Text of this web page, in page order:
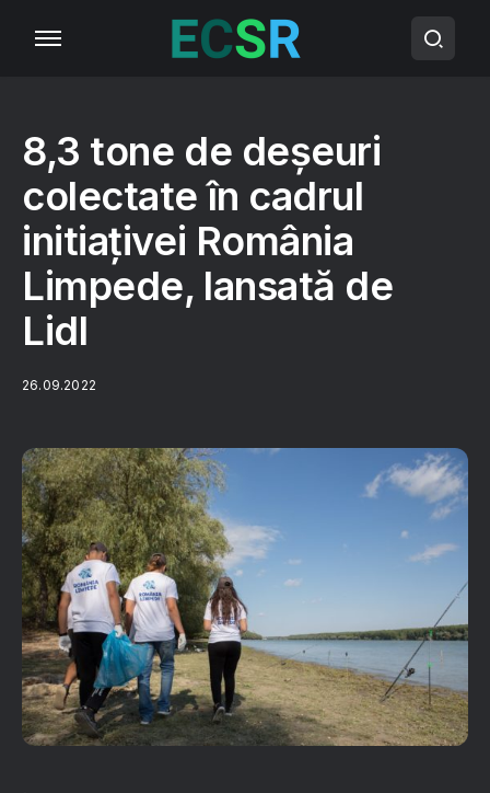
8,3 tone de deșeuri
colectate în cadrul
initiațivei România
Limpede, lansată de
Lidl
26.09.2022